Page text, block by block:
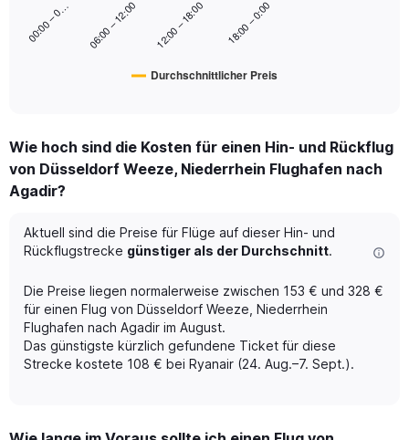
The
chart
categories.
Range:
6
categories.
chart
has
Y
axis
displaying
Avg.
Price.
Range:
Durchschnittlicher Preis
00:00 – 0… 06:00 – 12:00 12:00 – 18:00 18:00 – 0:00
Wie hoch sind die Kosten für einen Hin- und Rückflug
von Düsseldorf Weeze, Niederrhein Flughafen nach
Agadir?
Aktuell sind die Preise für Flüge auf dieser Hin- und
Rückflugstrecke günstiger als der Durchschnitt.
Die Preise liegen normalerweise zwischen 153 € und 328 €
für einen Flug von Düsseldorf Weeze, Niederrhein
Flughafen nach Agadir im August.
Das günstigste kürzlich gefundene Ticket für diese
Strecke kostete 108 € bei Ryanair (24. Aug.–7. Sept.).